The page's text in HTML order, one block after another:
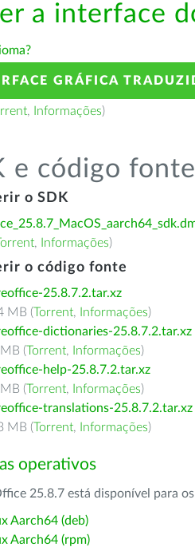
a interface
GRÁFICA
, Informações)
e código fonte
o SDK
, Informações)
o código fonte
25.8.7.2.tar.xz
MB (Torrent, Informações)
dictionaries-25.8.7.2.tar.xz
(Torrent, Informações)
help-25.8.7.2.tar.xz
(Torrent, Informações)
translations-25.8.7.2.tar.xz
MB (Torrent, Informações)
operativos
25.8.7 está disponível para
Aarch64 (deb)
Aarch64 (rpm)